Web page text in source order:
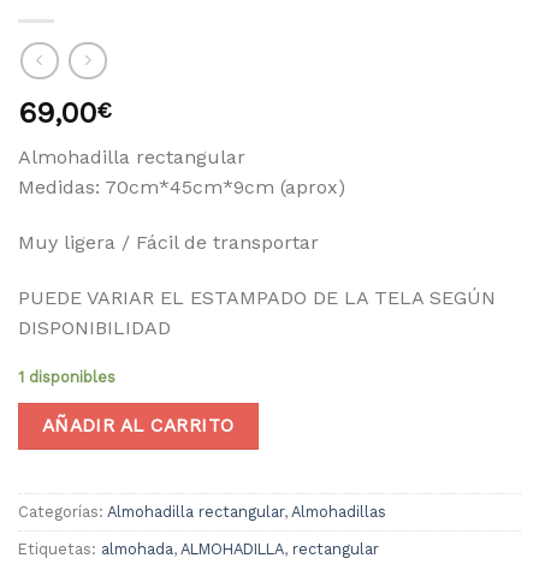
69,00€
Almohadilla rectangular
Medidas: 70cm*45cm*9cm (aprox)
Muy ligera / Fácil de transportar
PUEDE VARIAR EL ESTAMPADO DE LA TELA SEGÚN
DISPONIBILIDAD
1 disponibles
AÑADIR AL CARRITO
Categorías: Almohadilla rectangular, Almohadillas
Etiquetas: almohada, ALMOHADILLA, rectangular